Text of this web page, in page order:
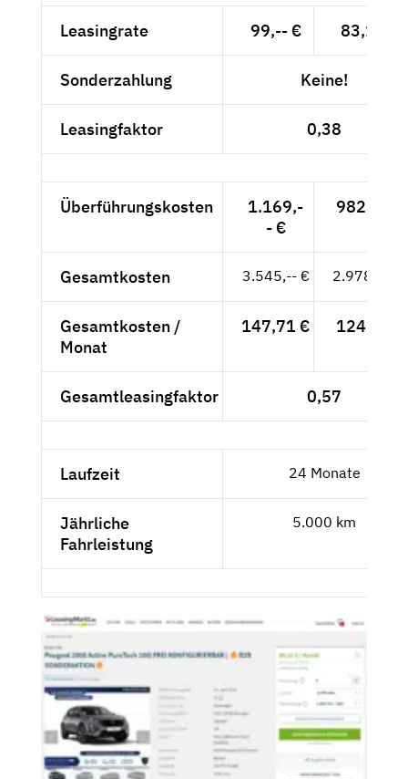
Leasingrate 99,-- € 83,19 €
Sonderzahlung Keine!
Leasingfaktor 0,38
Überführungskosten
1.169,-
- €
982,35 €
Gesamtkosten 3.545,-- € 2.978,99 €
Gesamtkosten /
Monat
147,71 € 124,12 €
Gesamtleasingfaktor 0,57
Laufzeit 24 Monate
Jährliche
Fahrleistung
5.000 km